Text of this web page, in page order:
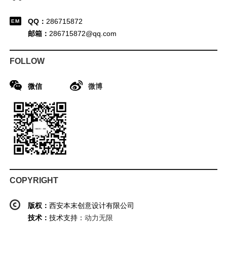
QQ： 286715872
邮箱： 286715872@qq.com
FOLLOW
微信 微博
COPYRIGHT
版权： 西安本末创意设计有限公司
技术： 技术支持： 动力无限